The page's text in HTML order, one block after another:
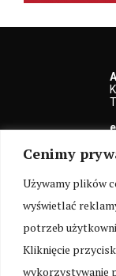
Cenimy
Używamy plików
wyświetlać
potrzeb
Kliknięcie
wykorzystywanie
Redakcja